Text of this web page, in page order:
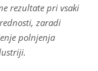
rezultate pri vsaki
zaradi
polnjenja